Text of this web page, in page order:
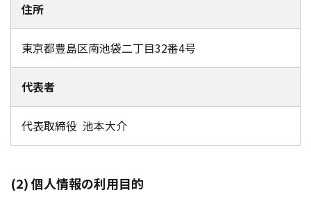
住所
東京都豊島区南池袋二丁目32番4号
代表者
代表取締役 池本大介
(2) 個人情報の利用目的